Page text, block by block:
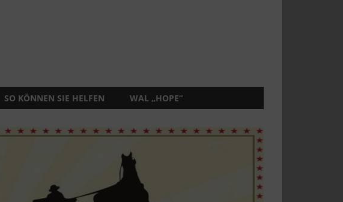
SO KÖNNEN SIE HELFEN WAL „HOPE“